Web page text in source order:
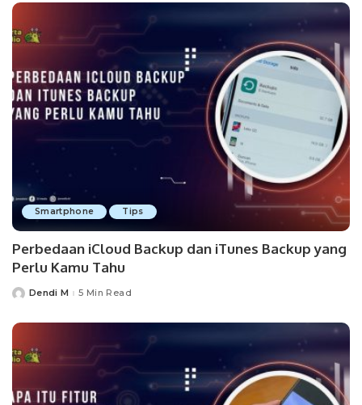
Smartphone Tips
Perbedaan iCloud Backup dan iTunes Backup yang
Perlu Kamu Tahu
PostedDendi M 5 Min Read